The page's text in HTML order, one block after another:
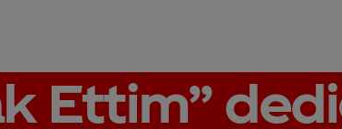
Ettim”